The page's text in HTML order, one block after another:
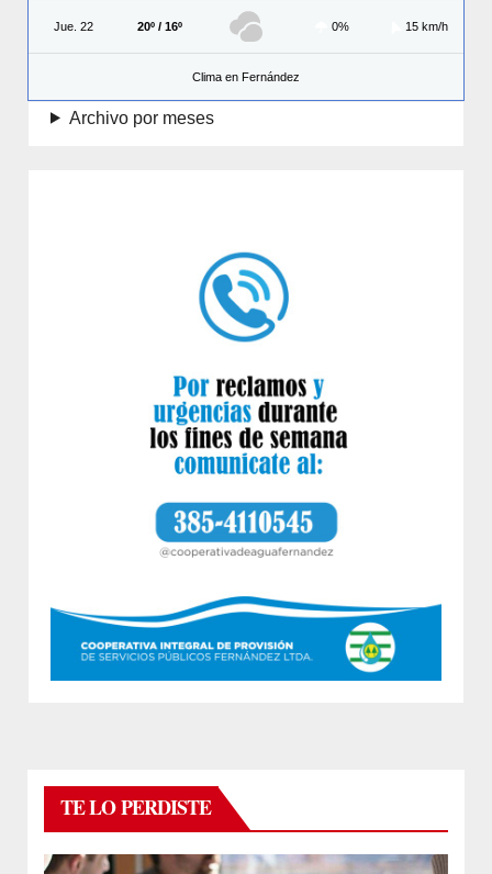
Jue. 22 20º / 16º 0% 15 km/h
Clima en Fernández
Archivo por meses
TE LO PERDISTE